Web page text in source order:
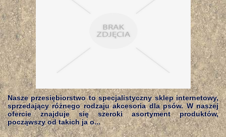
Nasze przesiębiorstwo to specjalistyczny sklep internetowy,
sprzedający różnego rodzaju akcesoria dla psów. W naszej
ofercie znajduje się szeroki asortyment produktów,
począwszy od takich ja o...